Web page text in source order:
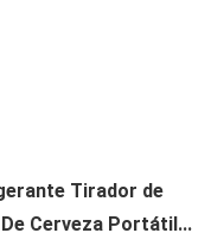
Tirador de
Cerveza Portátil...